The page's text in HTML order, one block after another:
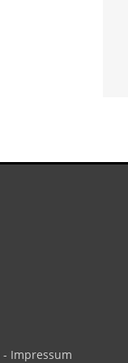
- Impressum